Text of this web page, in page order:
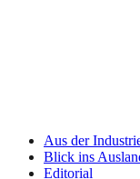
Aus der
Blick ins
Editorial